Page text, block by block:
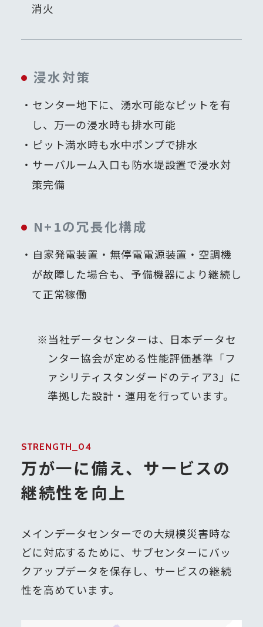
消火
浸水対策
センター地下に、湧水可能なピットを有
し、万一の浸水時も排水可能
ピット満水時も水中ポンプで排水
サーバルーム入口も防水堤設置で浸水対
策完備
N+1の冗長化構成
自家発電装置・無停電電源装置・空調機
が故障した場合も、予備機器により継続し
て正常稼働
※当社データセンターは、日本データセ
ンター協会が定める性能評価基準「フ
ァシリティスタンダードのティア3」に
準拠した設計・運用を行っています。
STRENGTH_04
万が一に備え、サービスの
継続性を向上
メインデータセンターでの大規模災害時な
どに対応するために、サブセンターにバッ
クアップデータを保存し、サービスの継続
性を高めています。